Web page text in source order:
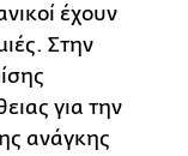
έχουν
Στην
για την
ανάγκης